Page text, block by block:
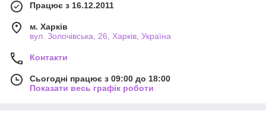
Працює з 16.12.2011
м. Харків
вул. Золочівська, 26, Харків, Україна
Контакти
Сьогодні працює з 09:00 до 18:00
Показати весь графік роботи